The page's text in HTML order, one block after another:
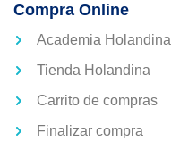
Compra Online
Academia Holandina
Tienda Holandina
Carrito de compras
Finalizar compra